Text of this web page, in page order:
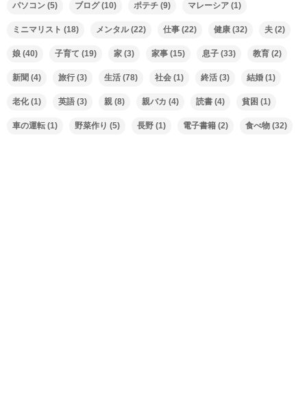
パソコン (5) ブログ(10) ポテチ (9) マレーシア (1)
ミニマリスト (18) メンタル(22) 仕事 (22) 健康 (32) 夫 (2)
娘 (40) 子育て (19) 家 (3) 家事 (15) 息子 (33) 教育 (2)
新聞 (4) 旅行 (3) 生活 (78) 社会 (1) 終活 (3) 結婚 (1)
老化(1) 英語 (3) 親 (8) 親バカ (4) 読書 (4) 貧困 (1)
車の運転 (1) 野菜作り (5) 長野 (1) 電子書籍 (2) 食べ物 (32)